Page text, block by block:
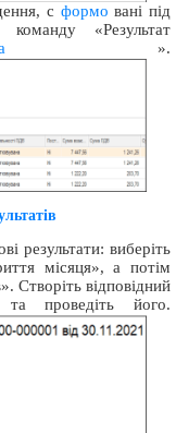
с формо вані під
команду «Результат
».
результати: виберіть
місяця», а потім
Створіть відповідний
та проведіть його.